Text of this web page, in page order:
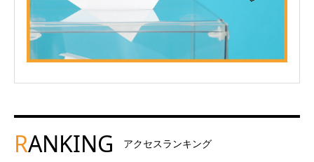
RANKING アクセスランキング